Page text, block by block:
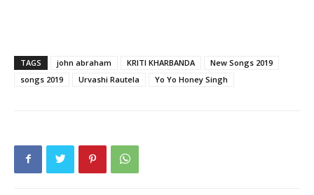
TAGS john abraham KRITI KHARBANDA
New Songs 2019
songs 2019
Urvashi Rautela Yo Yo Honey Singh